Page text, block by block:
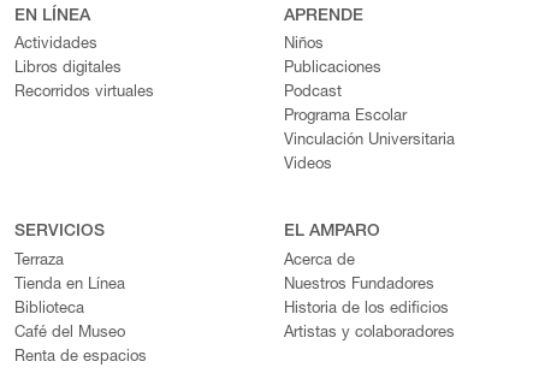
EN LÍNEA
Actividades
Libros digitales
Recorridos virtuales
APRENDE
Niños
Publicaciones
Podcast
Programa Escolar
Vinculación Universitaria
Videos
SERVICIOS
Terraza
Tienda en Línea
Biblioteca
Café del Museo
Renta de espacios
EL AMPARO
Acerca de
Nuestros Fundadores
Historia de los edificios
Artistas y colaboradores